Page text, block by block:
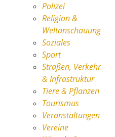
Polizei
Religion &
Weltanschauung
Soziales
Sport
Straßen, Verkehr
& Infrastruktur
Tiere & Pflanzen
Tourismus
Veranstaltungen
Vereine